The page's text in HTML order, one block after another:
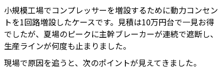
小規模工場でコンプレッサーを増設するために動力コンセン
トを1回路増設したケースです。見積は10万円台で一見お得
でしたが、夏場のピークに主幹ブレーカーが連続で遮断し、
生産ラインが何度も止まりました。
現場で原因を追うと、次のポイントが見えてきました。